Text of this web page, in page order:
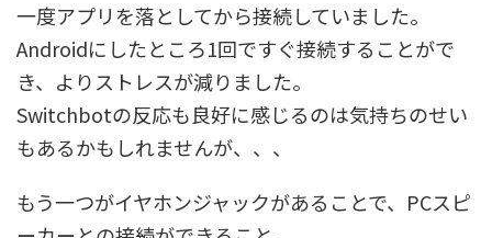
一度アプリを落としてから接続していました。
Androidにしたところ1回ですぐ接続することがで
き、よりストレスが減りました。
Switchbotの反応も良好に感じるのは気持ちのせい
もあるかもしれませんが、、、
もう一つがイヤホンジャックがあることで、PCスピ